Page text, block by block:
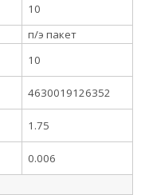
10
п/э пакет
10
4630019126352
1.75
0.006